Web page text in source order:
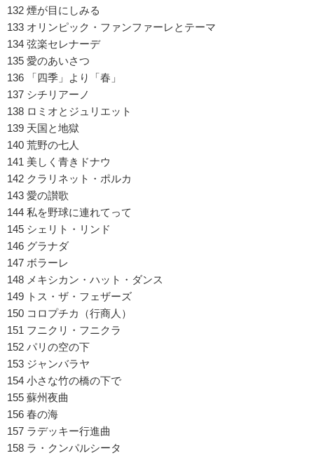
132 煙が目にしみる
133 オリンピック・ファンファーレとテーマ
134 弦楽セレナーデ
135 愛のあいさつ
136 「四季」より「春」
137 シチリアーノ
138 ロミオとジュリエット
139 天国と地獄
140 荒野の七人
141 美しく青きドナウ
142 クラリネット・ポルカ
143 愛の讃歌
144 私を野球に連れてって
145 シェリト・リンド
146 グラナダ
147 ボラーレ
148 メキシカン・ハット・ダンス
149 トス・ザ・フェザーズ
150 コロプチカ（行商人）
151 フニクリ・フニクラ
152 パリの空の下
153 ジャンバラヤ
154 小さな竹の橋の下で
155 蘇州夜曲
156 春の海
157 ラデッキー行進曲
158 ラ・クンパルシータ